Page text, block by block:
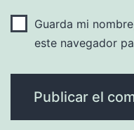
Guarda mi
este navegador